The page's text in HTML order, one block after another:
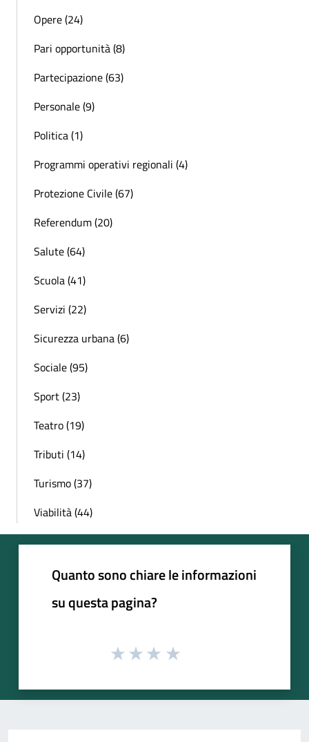
Opere (24)
Pari opportunità (8)
Partecipazione (63)
Personale (9)
Politica (1)
Programmi operativi regionali (4)
Protezione Civile (67)
Referendum (20)
Salute (64)
Scuola (41)
Servizi (22)
Sicurezza urbana (6)
Sociale (95)
Sport (23)
Teatro (19)
Tributi (14)
Turismo (37)
Viabilità (44)
Quanto sono chiare le informazioni
su questa pagina?